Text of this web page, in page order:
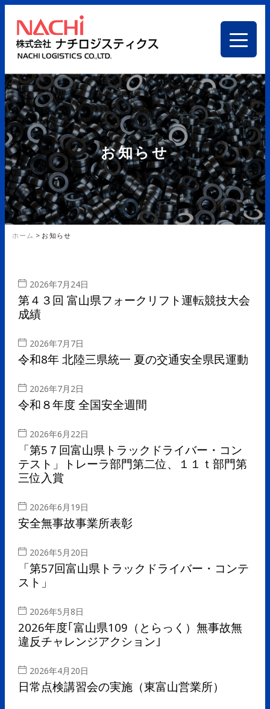
お知らせ
ホーム > お知らせ
2026年7月24日
第４３回 富山県フォークリフト運転競技大会
成績
2026年7月7日
令和8年 北陸三県統一 夏の交通安全県民運動
2026年7月2日
令和８年度 全国安全週間
2026年6月22日
「第5７回富山県トラックドライバー・コン
テスト」トレーラ部門第二位、１１ｔ部門第
三位入賞
2026年6月19日
安全無事故事業所表彰
2026年5月20日
「第57回富山県トラックドライバー・コンテ
スト」
2026年5月8日
2026年度｢富山県109（とらっく）無事故無
違反チャレンジアクション｣
2026年4月20日
日常点検講習会の実施（東富山営業所）